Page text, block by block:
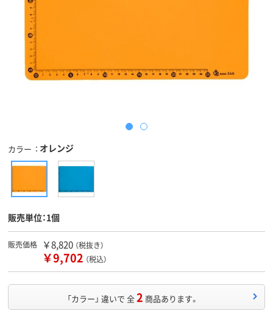
カラー オレンジ
販売単位：1個
販売価格 ￥8,820 （税抜き）
￥9,702 （税込）
「カラー」 違いで 全2 商品あります。